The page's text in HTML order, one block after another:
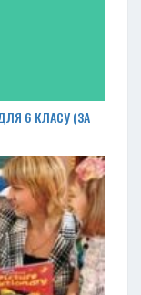
6 КЛАСУ (ЗА